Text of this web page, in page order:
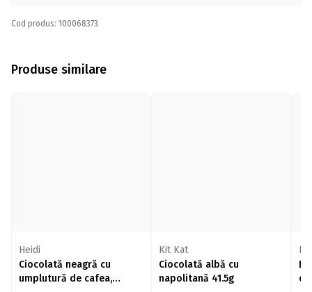
Cod produs: 100068373
Produse similare
Heidi
Ciocolată neagră cu
umplutură de cafea,
Kit Kat
Ciocolată albă cu
napolitană 41.5g